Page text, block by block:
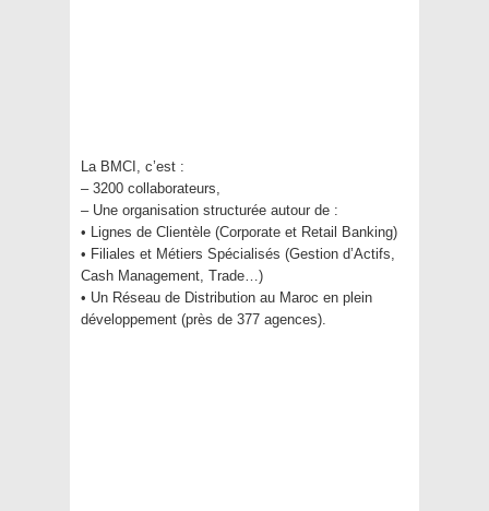
La BMCI, c’est :
– 3200 collaborateurs,
– Une organisation structurée autour de :
• Lignes de Clientèle (Corporate et Retail Banking)
• Filiales et Métiers Spécialisés (Gestion d’Actifs,
Cash Management, Trade…)
• Un Réseau de Distribution au Maroc en plein
développement (près de 377 agences).